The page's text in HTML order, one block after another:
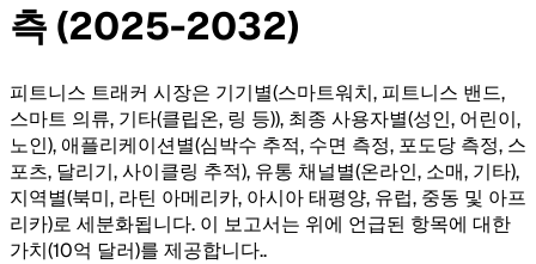
측 (2025-2032)
피트니스 트래커 시장은 기기별(스마트워치, 피트니스 밴드,
스마트 의류, 기타(클립온, 링 등)), 최종 사용자별(성인, 어린이,
노인), 애플리케이션별(심박수 추적, 수면 ​​측정, 포도당 측정, 스
포츠, 달리기, 사이클링 추적), 유통 채널별(온라인, 소매, 기타),
지역별(북미, 라틴 아메리카, 아시아 태평양, 유럽, 중동 및 아프
리카)로 세분화됩니다. 이 보고서는 위에 언급된 항목에 대한
가치(10억 달러)를 제공합니다..